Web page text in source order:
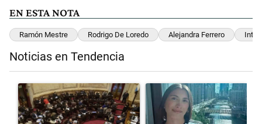
EN ESTA NOTA
Ramón Mestre Rodrigo De Loredo Alejandra Ferrero
Noticias en Tendencia
Un artículo de tendencia con el título "El Senado dio media sanción
Un artículo de tendencia con el